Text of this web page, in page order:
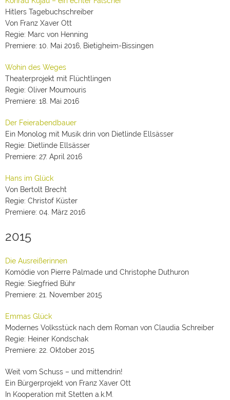
Hitlers Tagebuchschreiber
Von Franz Xaver Ott
Regie: Marc von Henning
Premiere: 10. Mai 2016, Bietigheim-Bissingen
Wohin des Weges
Theaterprojekt mit Flüchtlingen
Regie: Oliver Moumouris
Premiere: 18. Mai 2016
Der Feierabendbauer
Ein Monolog mit Musik drin von Dietlinde Ellsässer
Regie: Dietlinde Ellsässer
Premiere: 27. April 2016
Hans im Glück
Von Bertolt Brecht
Regie: Christof Küster
Premiere: 04. März 2016
2015
Die Ausreißerinnen
Komödie von Pierre Palmade und Christophe Duthuron
Regie: Siegfried Bühr
Premiere: 21. November 2015
Emmas Glück
Modernes Volksstück nach dem Roman von Claudia Schreiber
Regie: Heiner Kondschak
Premiere: 22. Oktober 2015
Weit vom Schuss – und mittendrin!
Ein Bürgerprojekt von Franz Xaver Ott
In Kooperation mit Stetten a.k.M.